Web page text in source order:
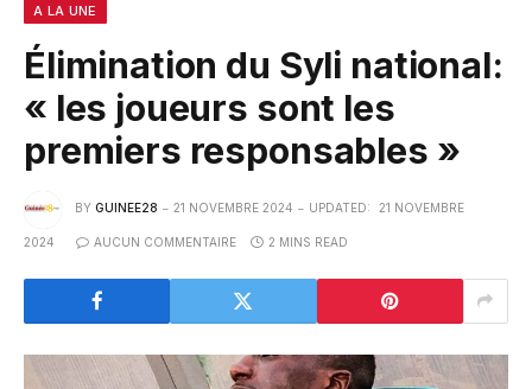
A LA UNE
Élimination du Syli national:
« les joueurs sont les
premiers responsables »
BY GUINEE28 21 NOVEMBRE 2024 UPDATED: 21 NOVEMBRE
2024 AUCUN COMMENTAIRE 2 MINS READ